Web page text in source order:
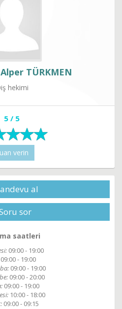
TÜRKMEN
hekimi
5 / 5
verin
al
sor
saatleri
09:00 - 19:00
09:00 - 19:00
09:00 - 19:00
09:00 - 20:00
09:00 - 19:00
10:00 - 18:00
09:00 - 09:15